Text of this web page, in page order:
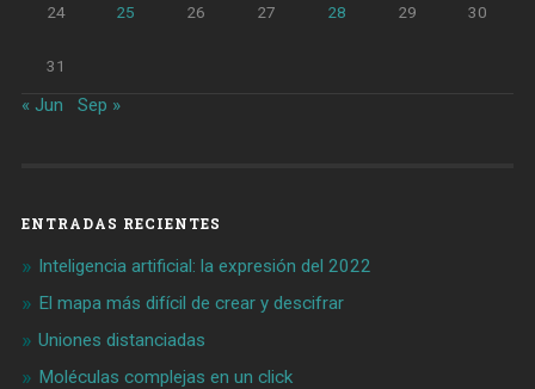
24 25 26 27 28 29 30
31
« Jun Sep »
ENTRADAS RECIENTES
Inteligencia artificial: la expresión del 2022
El mapa más difícil de crear y descifrar
Uniones distanciadas
Moléculas complejas en un click